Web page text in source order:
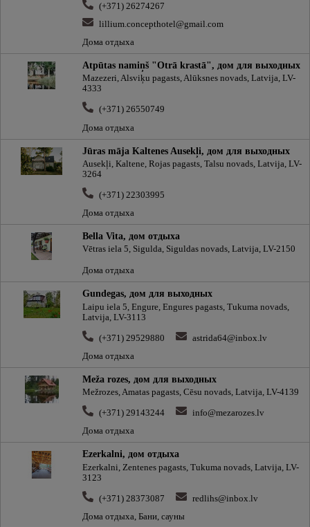
(+371) 26274267
lillium.concepthotel@gmail.com
Дома отдыха
Atpūtas namiņš "Otrā krastā", дом для выходных
Mazezeri, Alsviķu pagasts, Alūksnes novads, Latvija, LV-
4333
(+371) 26550749
Дома отдыха
Jūras māja Kaltenes Ausekļi, дом для выходных
Ausekļi, Kaltene, Rojas pagasts, Talsu novads, Latvija, LV-
3264
(+371) 22303995
Дома отдыха
Bella Vita, дом отдыха
Vētras iela 5, Sigulda, Siguldas novads, Latvija, LV-2150
Дома отдыха
Gundegas, дом для выходных
Laipu iela 5, Engure, Engures pagasts, Tukuma novads,
Latvija, LV-3113
(+371) 29529880
astrida64@inbox.lv
Дома отдыха
Meža rozes, дом для выходных
Mežrozes, Amatas pagasts, Cēsu novads, Latvija, LV-4139
(+371) 29143244
info@mezarozes.lv
Дома отдыха
Ezerkalni, дом отдыха
Ezerkalni, Zentenes pagasts, Tukuma novads, Latvija, LV-
3123
(+371) 28373087
redlihs@inbox.lv
Дома отдыха, Бани, сауны